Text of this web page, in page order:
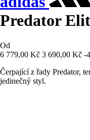
Predator
Od
6 779,00 Kč 3 690,00 Kč -
Čerpající z řady Predator,
jedinečný styl.